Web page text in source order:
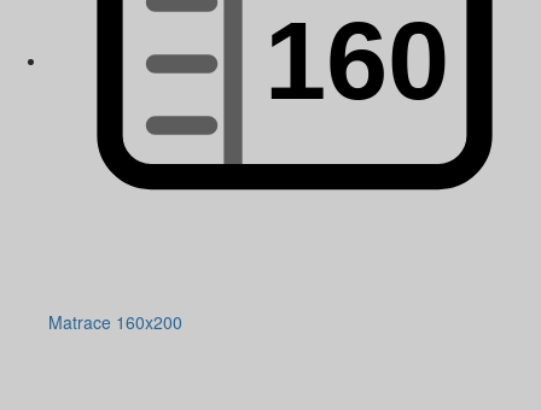
Matrace 160x200